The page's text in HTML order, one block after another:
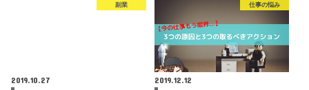
副業
2019.10.27
仕事の悩み
2019.12.12